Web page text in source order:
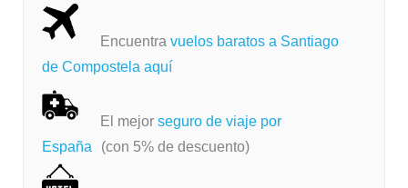
Encuentra vuelos baratos a Santiago
de Compostela aquí
El mejor seguro de viaje por
España
(con 5% de descuento)